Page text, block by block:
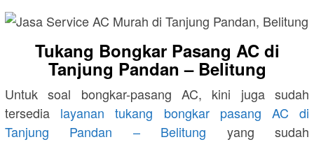
Tukang Bongkar Pasang AC di
Tanjung Pandan – Belitung
Untuk soal bongkar-pasang AC, kini juga sudah
tersedia layanan tukang bongkar pasang AC di
Tanjung Pandan – Belitung yang sudah